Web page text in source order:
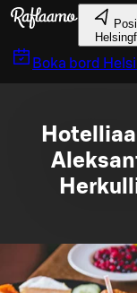
Gå till
Boka bord